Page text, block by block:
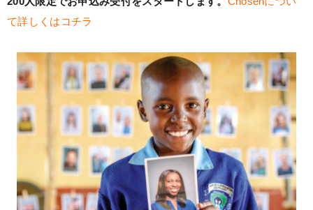
て詳しくはコチラ